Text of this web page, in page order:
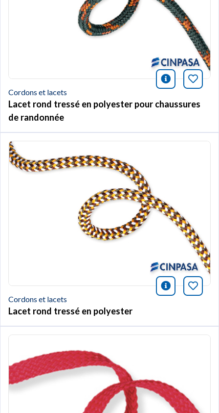
icono
Cordons et lacets
Lacet rond tressé en polyester pour chaussures
de randonnée
icono
Cordons et lacets
Lacet rond tressé en polyester